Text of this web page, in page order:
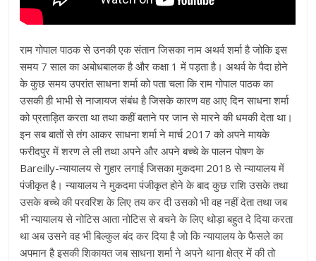
राम गोपाल पाठक से उनकी एक संतान जिसका नाम अथर्व शर्मा है जोकि इस
समय 7 साल का अबोधबालक है और कक्षा 1 में पड़ता है। अथर्व के पैदा होने
के कुछ समय उपरांत साधना शर्मा को पता चला कि राम गोपाल पाठक का
उसकी ही भाभी से नाजायज संबंध है जिसके कारण वह आए दिन साधना शर्मा
को प्रताड़ित करता था तथा कहीं बताने पर जान से मारने की धमकी देता था।
इन सब बातों से तंग आकर साधना शर्मा ने मार्च 2017 को अपने मायके
फरीदपुर में शरण ले ली तथा अपने और अपने बच्चे के पालन पोषण के
Bareilly-न्यायालय से गुहार लगाई जिसका मुकदमा 2018 से न्यायालय में
पंजीकृत है। न्यायालय ने मुकदमा पंजीकृत होने के बाद कुछ राशि उसके तथा
उसके बच्चे की परवरिश के लिए तय कर दी उसको भी वह नहीं देता तथा जब
भी न्यायालय से नोटिस आता नोटिस से बचने के लिए थोड़ा बहुत दे दिया करता
था अब उसने वह भी बिल्कुल बंद कर दिया है जो कि न्यायालय के फैसले का
अपमान है इसकी शिकायत जब साधना शर्मा ने अपने थाना क्षेत्र में की तो